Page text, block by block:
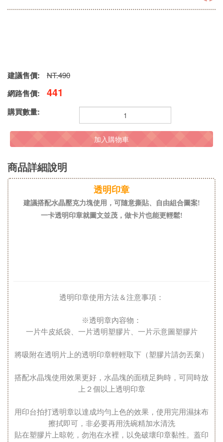
建議售價: NT.490
網路售價: 441
購買數量:
加入購物車
商品詳細說明
透明印章
建議搭配水晶壓克力塊使用，可隨意撕貼、自由組合圖案!
一卡透明印章就圖文並茂，做卡片也能更輕鬆!
透明印章使用方法＆注意事項：
※透明章內容物：
一片牛皮紙袋、一片透明塑膠片、一片示意圖塑膠片
將吸附在透明片上的透明印章輕輕取下（塑膠片請勿丟棄）
搭配水晶塊使用效果更好，水晶塊的面積足夠時，可同時放
上２個以上透明印章
用印台拍打透明章以達成均勻上色的效果，使用完用濕抹布
擦拭即可，非必要再用洗碗精加水清洗
貼在塑膠片上晾乾，勿泡在水裡，以免破壞印章黏性。蓋印